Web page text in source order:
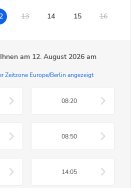
13 14 15 16
am 12. August 2026 am
Zeitzone Europe/Berlin angezeigt
08:20
08:50
14:05